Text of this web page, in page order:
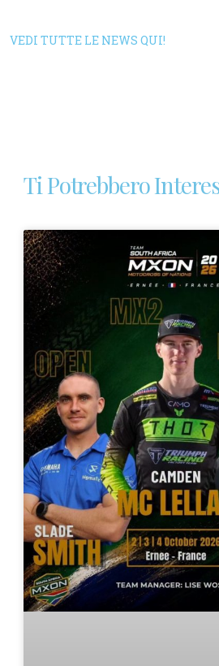
VEDI TUTTE LE NEWS QUI!
Ti Potrebbero